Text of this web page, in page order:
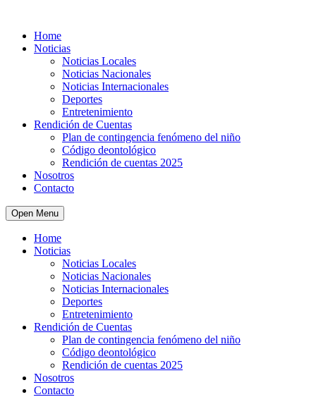
Home
Noticias
Noticias Locales
Noticias Nacionales
Noticias Internacionales
Deportes
Entretenimiento
Rendición de Cuentas
Plan de contingencia fenómeno del niño
Código deontológico
Rendición de cuentas 2025
Nosotros
Contacto
Open Menu
Home
Noticias
Noticias Locales
Noticias Nacionales
Noticias Internacionales
Deportes
Entretenimiento
Rendición de Cuentas
Plan de contingencia fenómeno del niño
Código deontológico
Rendición de cuentas 2025
Nosotros
Contacto